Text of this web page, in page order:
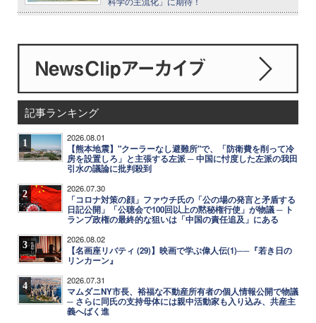
記事ランキング
1 2026.08.01
【熊本地震】"クーラーなし避難所"で、「防衛費を削って冷
房を設置しろ」と主張する左派 ─ 中国に忖度した左派の我田
引水の議論に批判殺到
2 2026.07.30
「コロナ対策の顔」ファウチ氏の「公の場の発言と矛盾する
日記公開」「公聴会で100回以上の黙秘権行使」が物議 ─ ト
ランプ政権の最終的な狙いは「中国の責任追及」にある
3 2026.08.02
【名画座リバティ (29)】映画で学ぶ偉人伝(1)──『若き日の
リンカーン』
4 2026.07.31
マムダニNY市長、裕福な不動産所有者の個人情報公開で物議
─ さらに同氏の支持母体には親中活動家も入り込み、共産主
義へばく進